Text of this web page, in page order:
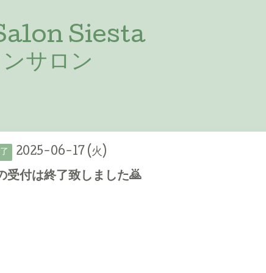
Siesta
サロン
2025-06-17 (火)
受付は終了致しました🙇